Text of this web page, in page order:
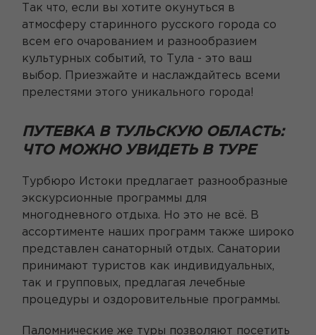
Так что, если вы хотите окунуться в
атмосферу старинного русского города со
всем его очарованием и разнообразием
культурных событий, то Тула - это ваш
выбор. Приезжайте и наслаждайтесь всеми
прелестями этого уникального города!
ПУТЕВКА В ТУЛЬСКУЮ ОБЛАСТЬ:
ЧТО МОЖНО УВИДЕТЬ В ТУРЕ
Турбюро Истоки предлагает разнообразные
экскурсионные программы для
многодневного отдыха. Но это не всё. В
ассортименте наших программ также широко
представлен санаторный отдых. Санатории
принимают туристов как индивидуальных,
так и групповых, предлагая лечебные
процедуры и оздоровительные программы.
Паломнические же туры позволяют посетить